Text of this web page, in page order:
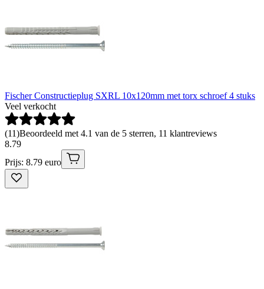
Fischer Constructieplug SXRL 10x120mm met torx schroef 4 stuks
Veel verkocht
(11)Beoordeeld met 4.1 van de 5 sterren, 11 klantreviews
8.79
Prijs: 8.79 euro